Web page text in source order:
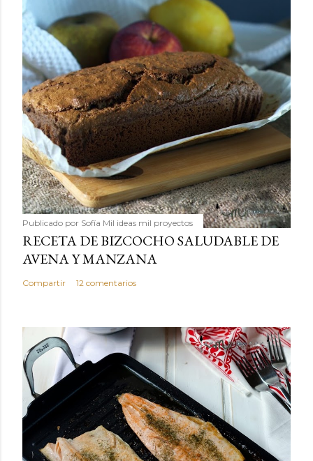
Publicado por Sofía Mil ideas mil proyectos
RECETA DE BIZCOCHO SALUDABLE DE
AVENA Y MANZANA
Compartir 12 comentarios